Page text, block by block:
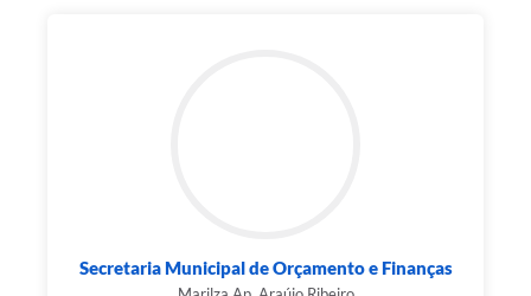
Secretaria Municipal de Orçamento e Finanças